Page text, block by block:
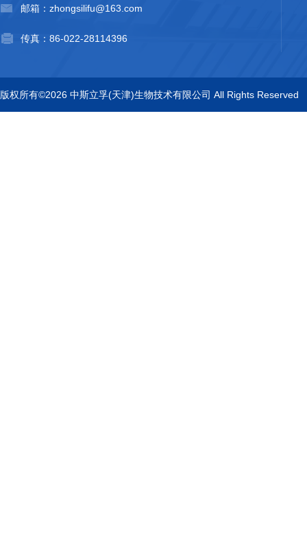
邮箱：zhongsilifu@163.com
传真：86-022-28114396
版权所有©2026 中斯立孚(天津)生物技术有限公司 All Rights Reserved